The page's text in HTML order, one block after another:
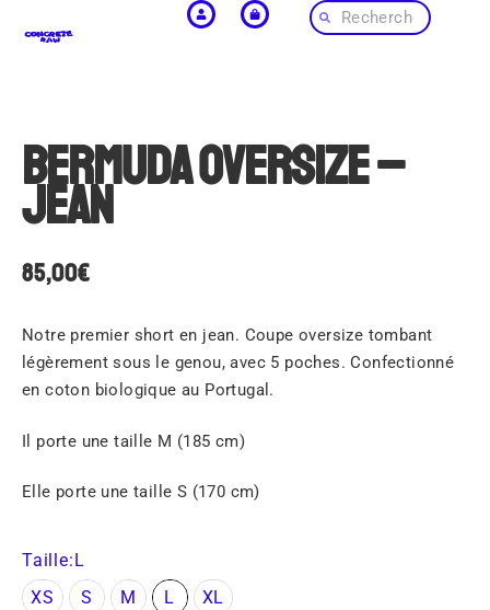
Bermuda Oversize –
Jean
85,00€
Notre premier short en jean. Coupe oversize tombant
légèrement sous le genou, avec 5 poches. Confectionné
en coton biologique au Portugal.
Il porte une taille M (185 cm)
Elle porte une taille S (170 cm)
Taille:L
XS
S M L
XL